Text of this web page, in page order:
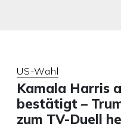
US-Wahl
Kamala Harris
bestätigt –
zum TV-Duell